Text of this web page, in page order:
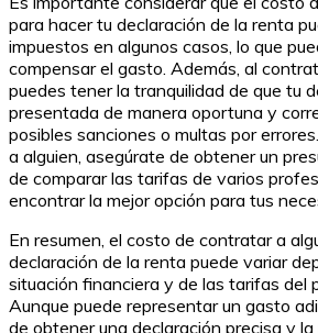
para hacer tu declaración de la renta
impuestos en algunos casos, lo que
compensar el gasto. Además, al
puedes tener la tranquilidad de que tu
presentada de manera oportuna y
posibles sanciones o multas por
a alguien, asegúrate de obtener un
de comparar las tarifas de varios
encontrar la mejor opción para tus
En resumen, el costo de contratar a
declaración de la renta puede variar
situación financiera y de las tarifas del
Aunque puede representar un gasto
de obtener una declaración precisa y